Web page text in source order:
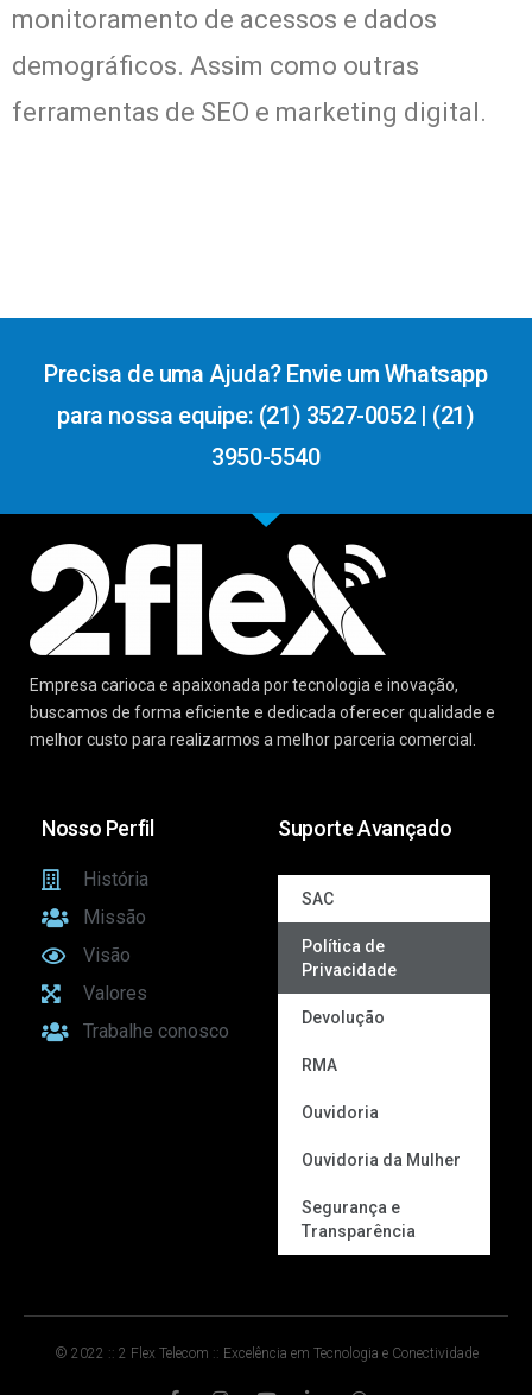
monitoramento de acessos e dados
demográficos. Assim como outras
ferramentas de SEO e marketing digital.
Precisa de uma Ajuda? Envie um Whatsapp
para nossa equipe: (21) 3527-0052 | (21)
3950-5540
Empresa carioca e apaixonada por tecnologia e inovação,
buscamos de forma eficiente e dedicada oferecer qualidade e
melhor custo para realizarmos a melhor parceria comercial.
Nosso Perfil
História
Missão
Visão
Valores
Trabalhe conosco
Suporte Avançado
SAC
Política de
Privacidade
Devolução
RMA
Ouvidoria
Ouvidoria da Mulher
Segurança e
Transparência
© 2022 :: 2 Flex Telecom :: Excelência em Tecnologia e Conectividade